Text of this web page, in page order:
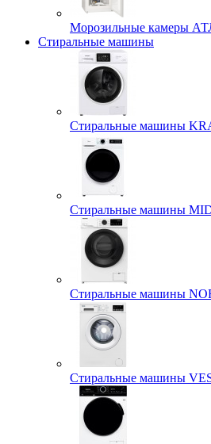
Морозильные камеры
Стиральные машины
Стиральные машины
Стиральные машины
Стиральные машины
Стиральные машины